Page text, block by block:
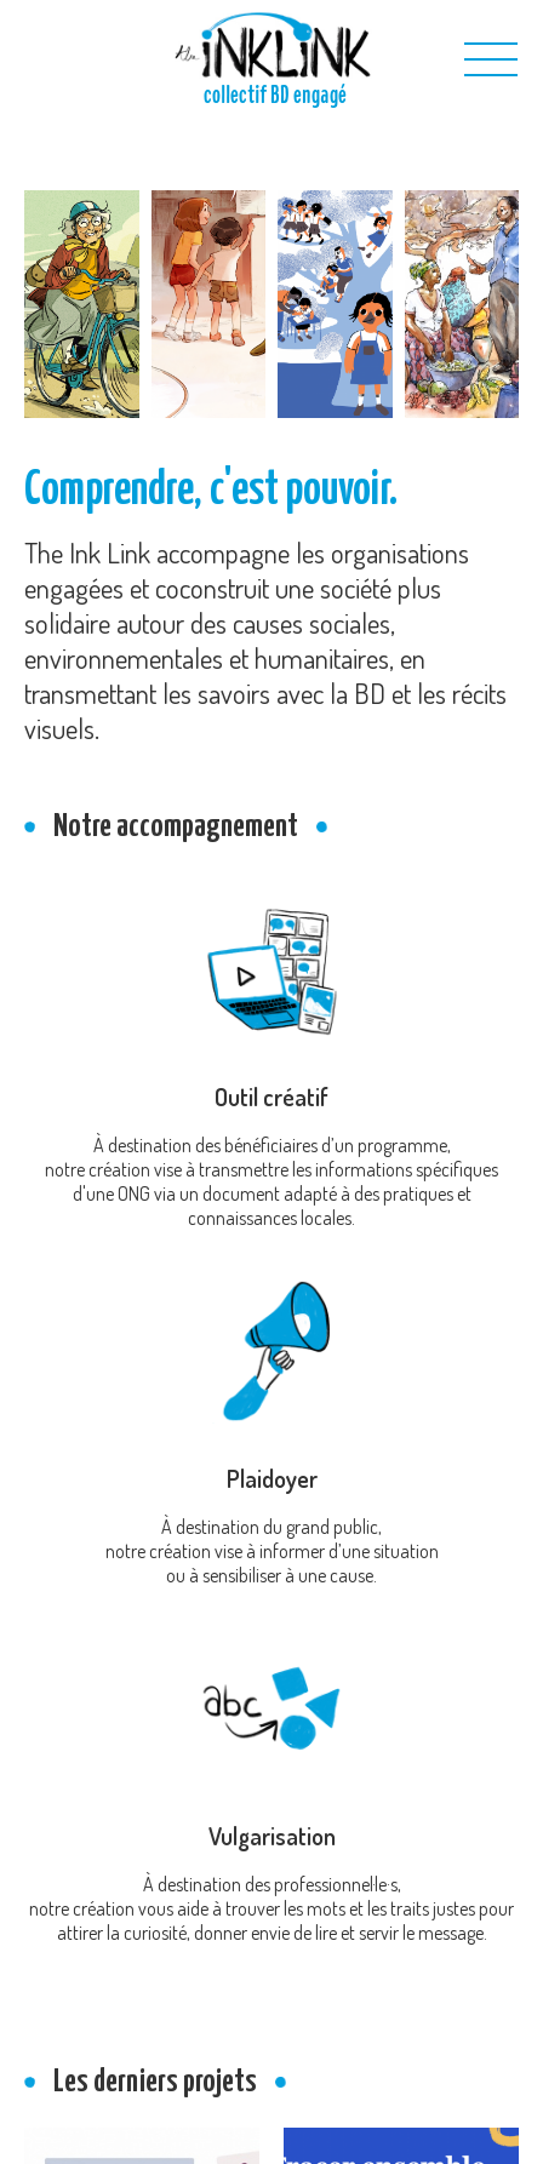
collectif BD engagé
Nos projets
Nos outils
Nous contacter
Comprendre, c'est pouvoir.
The Ink Link accompagne les organisations
engagées et coconstruit une société plus
solidaire autour des causes sociales,
environnementales et humanitaires, en
transmettant les savoirs avec la BD et les récits
visuels.
Notre accompagnement
Outil créatif
À destination des bénéficiaires d’un programme,
notre création vise à transmettre les informations spécifiques
d'une ONG via un document adapté à des pratiques et
connaissances locales.
Plaidoyer
À destination du grand public,
notre création vise à informer d’une situation
ou à sensibiliser à une cause.
Vulgarisation
À destination des professionnel·le·s,
notre création vous aide à trouver les mots et les traits justes pour
attirer la curiosité, donner envie de lire et servir le message.
Les derniers projets